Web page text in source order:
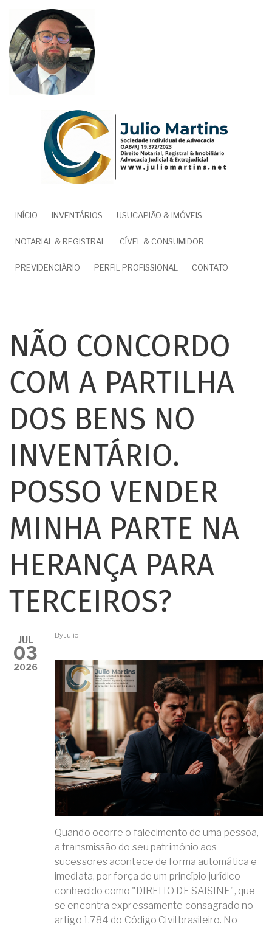
para
conteúdo
principal
NAVEGAÇÃO
PRINCIPAL
INÍCIO INVENTÁRIOS USUCAPIÃO & IMÓVEIS
NOTARIAL & REGISTRAL CÍVEL & CONSUMIDOR
PREVIDENCIÁRIO PERFIL PROFISSIONAL CONTATO
NÃO CONCORDO
COM A PARTILHA
DOS BENS NO
INVENTÁRIO.
POSSO VENDER
MINHA PARTE NA
HERANÇA PARA
TERCEIROS?
JUL
03
2026
By Julio
Quando ocorre o falecimento de uma pessoa,
a transmissão do seu patrimônio aos
sucessores acontece de forma automática e
imediata, por força de um princípio jurídico
conhecido como "DIREITO DE SAISINE", que
se encontra expressamente consagrado no
artigo 1.784 do Código Civil brasileiro. No